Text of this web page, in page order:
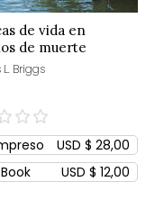
de vida en
de muerte
Briggs
USD $ 28,00
USD $ 12,00